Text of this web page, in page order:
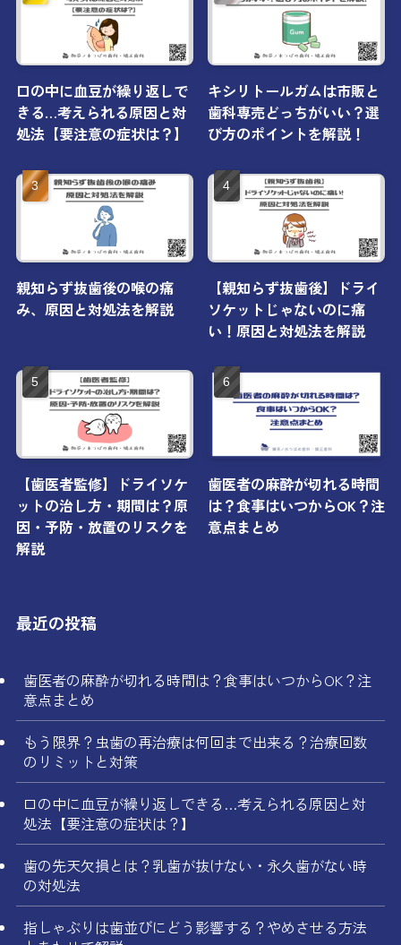
口の中に血豆が繰り返しで
きる…考えられる原因と対
処法【要注意の症状は？】
キシリトールガムは市販と
歯科専売どっちがいい？選
び方のポイントを解説！
親知らず抜歯後の喉の痛
み、原因と対処法を解説
【親知らず抜歯後】ドライ
ソケットじゃないのに痛
い！原因と対処法を解説
【歯医者監修】ドライソケ
ットの治し方・期間は？原
因・予防・放置のリスクを
解説
歯医者の麻酔が切れる時間
は？食事はいつからOK？注
意点まとめ
最近の投稿
歯医者の麻酔が切れる時間は？食事はいつからOK？注
意点まとめ
もう限界？虫歯の再治療は何回まで出来る？治療回数
のリミットと対策
口の中に血豆が繰り返しできる…考えられる原因と対
処法【要注意の症状は？】
歯の先天欠損とは？乳歯が抜けない・永久歯がない時
の対処法
指しゃぶりは歯並びにどう影響する？やめさせる方法